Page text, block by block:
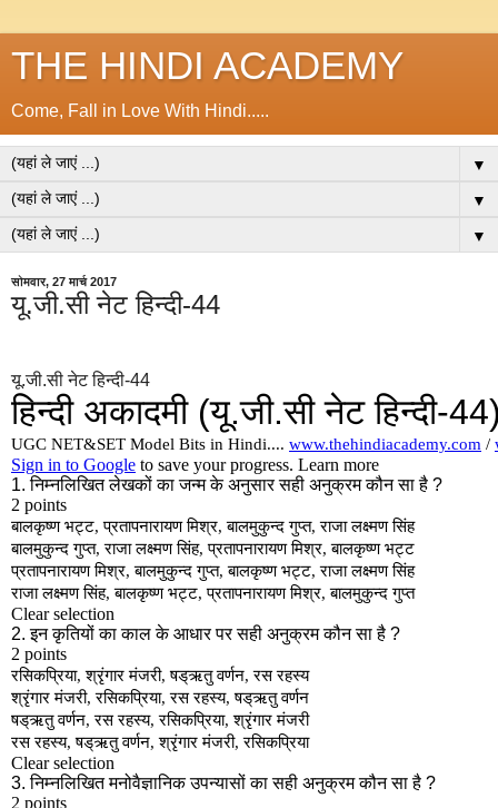
THE HINDI ACADEMY
Come, Fall in Love With Hindi.....
▼
▼
▼
सोमवार, 27 मार्च 2017
यू.जी.सी नेट हिन्दी-44
यू.जी.सी नेट हिन्दी-44